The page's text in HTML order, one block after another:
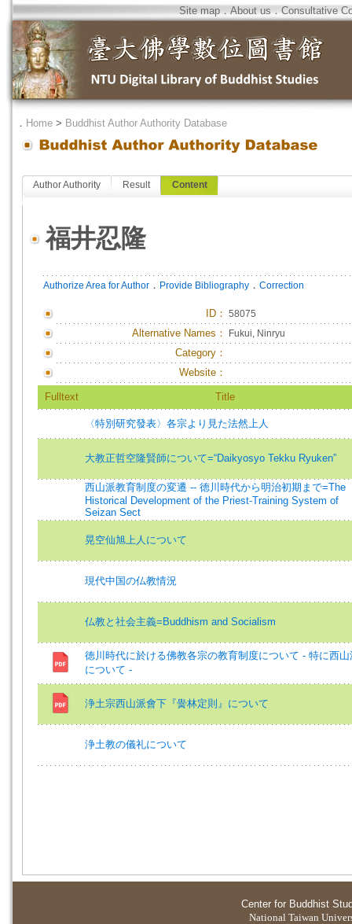
Site map．About us．Consultative
． Home > Buddhist Author Authority Database
Author Authority Result Content
福井忍隆
Authorize Area for Author ． Provide Bibliography ． Correction
ID ： 58075
Alternative Names： Fukui, Ninryu
Category：
Website：
Fulltext Title
〈特別研究發表〉各宗より見た法然上人
大教正哲空隆賢師について=“Daikyosyo Tekku Ryuken”
西山派教育制度の変遷 -- 徳川時代から明治初期まで=The
Historical Development of the Priest-Training System of
Seizan Sect
晃空仙旭上人について
現代中国の仏教情況
仏教と社会主義=Buddhism and Socialism
徳川時代に於ける佛教各宗の教育制度について - 特に西山
について -
浄土宗西山派會下『黌林定則』について
浄土教の儀礼について
Center for Buddhist
National Taiwan